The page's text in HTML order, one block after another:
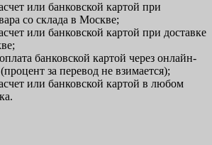
или банковской картой при
со склада в Москве;
или банковской картой при доставке
банковской картой через онлайн-
за перевод не взимается);
или банковской картой в любом